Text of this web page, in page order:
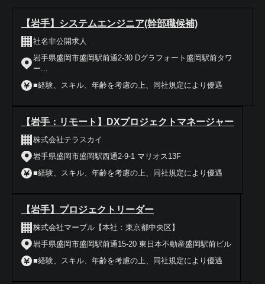
【岩手】システムエンジニア(幹部職候補)
社名非公開求人
岩手県盛岡市盛岡駅前通2-30 Dグラフォート盛岡駅前タワ
ー...
■経験、スキル、年齢を考慮の上、同社規定により優遇
【岩手：リモート】DXプロジェクトマネージャー
株式会社テラスカイ
岩手県盛岡市盛岡駅西通2-9-1 マリオス13F
■経験、スキル、年齢を考慮の上、同社規定により優遇
【岩手】プロジェクトリーダー
株式会社マーブル【本社：東京都中央区】
岩手県盛岡市盛岡駅前通15-20 東日本不動産盛岡駅前ビル
■経験、スキル、年齢を考慮の上、同社規定により優遇